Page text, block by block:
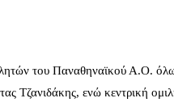
του Παναθηναϊκού Α.Ο.
Τζανιδάκης, ενώ κεντρική